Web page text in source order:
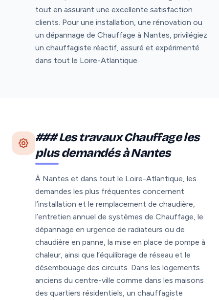
tout en assurant une excellente satisfaction
clients. Pour une installation, une rénovation ou
un dépannage de Chauffage à Nantes, privilégiez
un chauffagiste réactif, assuré et expérimenté
dans tout le Loire-Atlantique.
### Les travaux Chauffage les
plus demandés à Nantes
À Nantes et dans tout le Loire-Atlantique, les
demandes les plus fréquentes concernent
l’installation et le remplacement de chaudière,
l’entretien annuel de systèmes de Chauffage, le
dépannage en urgence de radiateurs ou de
chaudière en panne, la mise en place de pompe à
chaleur, ainsi que l’équilibrage de réseau et le
désembouage des circuits. Dans les logements
anciens du centre-ville comme dans les maisons
des quartiers résidentiels, un chauffagiste